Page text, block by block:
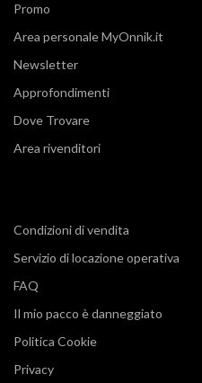
Promo
Area personale MyOnnik.it
Newsletter
Approfondimenti
Dove Trovare
Area rivenditori
Condizioni di vendita
Servizio di locazione operativa
FAQ
Il mio pacco è danneggiato
Politica Cookie
Privacy